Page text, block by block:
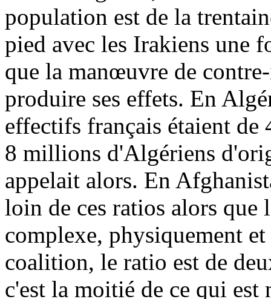
population est de la
pied avec les Irakiens une
que la manœuvre de
produire ses effets. En
effectifs français étaient
8 millions d'Algériens
appelait alors. En
loin de ces ratios alors
complexe, physiquement
coalition, le ratio est de
c'est la moitié de ce qui est